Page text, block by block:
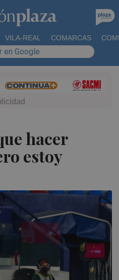
VILA-REAL COMARCAS
en Google
hacer
estoy